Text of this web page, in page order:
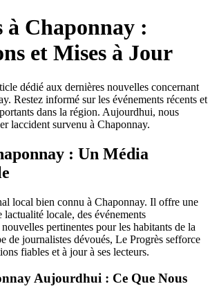
à Chaponnay :
et Mises à Jour
dédié aux dernières nouvelles concernant
Restez informé sur les événements récents et
dans la région. Aujourdhui, nous
laccident survenu à Chaponnay.
: Un Média
local bien connu à Chaponnay. Il offre une
locale, des événements
pertinentes pour les habitants de la
de journalistes dévoués, Le Progrès sefforce
fiables et à jour à ses lecteurs.
Aujourdhui : Ce Que Nous